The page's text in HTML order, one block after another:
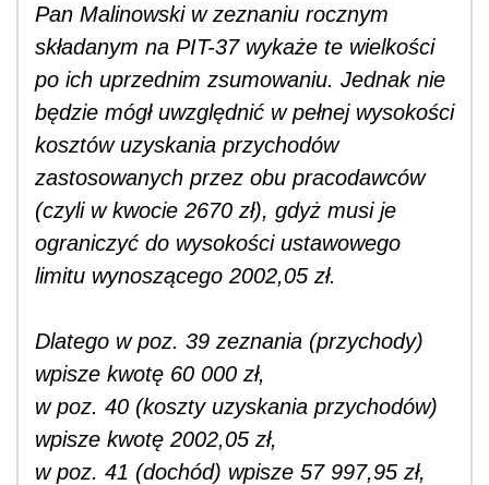
Pan Malinowski w zeznaniu rocznym
składanym na PIT-37 wykaże te wielkości
po ich uprzednim zsumowaniu. Jednak nie
będzie mógł uwzględnić w pełnej wysokości
kosztów uzyskania przychodów
zastosowanych przez obu pracodawców
(czyli w kwocie 2670 zł), gdyż musi je
ograniczyć do wysokości ustawowego
limitu wynoszącego 2002,05 zł.
Dlatego w poz. 39 zeznania (przychody)
wpisze kwotę 60 000 zł,
w poz. 40 (koszty uzyskania przychodów)
wpisze kwotę 2002,05 zł,
w poz. 41 (dochód) wpisze 57 997,95 zł,